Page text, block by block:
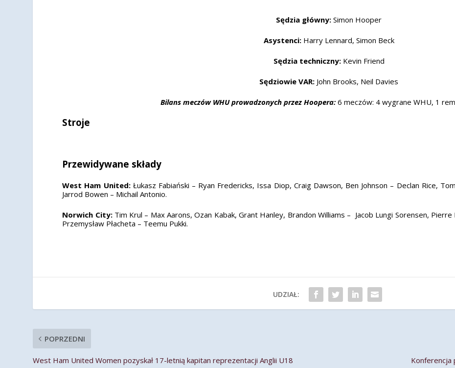
Sędzia główny: Simon Hooper
Asystenci: Harry Lennard, Simon Beck
Sędzia techniczny: Kevin Friend
Sędziowie VAR: John Brooks, Neil Davies
Bilans meczów WHU prowadzonych przez Hoopera:6 meczów: 4 wygrane WHU, 1
Stroje
Przewidywane składy
West Ham United: Łukasz Fabiański – Ryan Fredericks, Issa Diop, Craig Dawson, Ben Johnson – Declan Rice,
Jarrod Bowen – Michail Antonio.
Norwich City: Tim Krul – Max Aarons, Ozan Kabak, Grant Hanley, Brandon Williams – Jacob Lungi Sorensen,
Przemysław Płacheta – Teemu Pukki.
UDZIAŁ:
POPRZEDNI
West Ham United Women pozyskał 17-letnią kapitan reprezentacji Anglii U18 Konferencja